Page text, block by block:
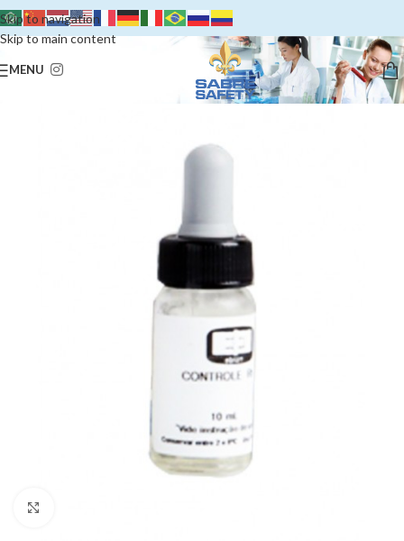
Skip to navigation
Skip to main content
MENU